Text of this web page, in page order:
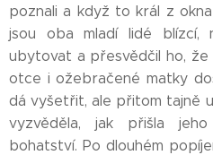
poznali a když to král z
jsou oba mladí lidé blízcí,
ubytovat a přesvědčil ho,
otce i ožebračené matky
dá vyšetřit, ale přitom tajně
vyzvěděla, jak přišla
bohatství. Po dlouhém